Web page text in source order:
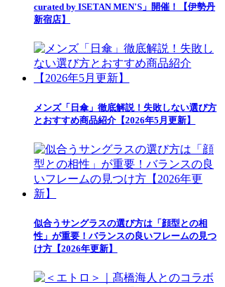
curated by ISETAN MEN'S」開催！【伊勢丹
新宿店】
メンズ「日傘」徹底解説！失敗しない選び方
とおすすめ商品紹介【2026年5月更新】
似合うサングラスの選び方は「顔型との相
性」が重要！バランスの良いフレームの見つ
け方【2026年更新】